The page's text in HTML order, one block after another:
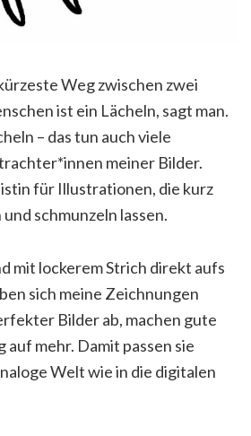
Weg zwischen zwei
ist ein Lächeln, sagt man.
– das tun auch viele
meiner Bilder.
für Illustrationen, die kurz
schmunzeln lassen.
mit lockerem Strich direkt aufs
sich meine Zeichnungen
Bilder ab, machen gute
auf mehr. Damit passen sie
Welt wie in die digitalen